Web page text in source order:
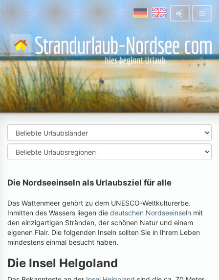
Die Nordseeinseln als Urlaubsziel für alle
Das Wattenmeer gehört zu dem UNESCO-Weltkulturerbe.
Inmitten des Wassers liegen die deutschen Nordseeinseln mit
den einzigartigen Stränden, der schönen Natur und einem
eigenen Flair. Die folgenden Inseln sollten Sie in Ihrem Leben
mindestens einmal besucht haben.
Die Insel Helgoland